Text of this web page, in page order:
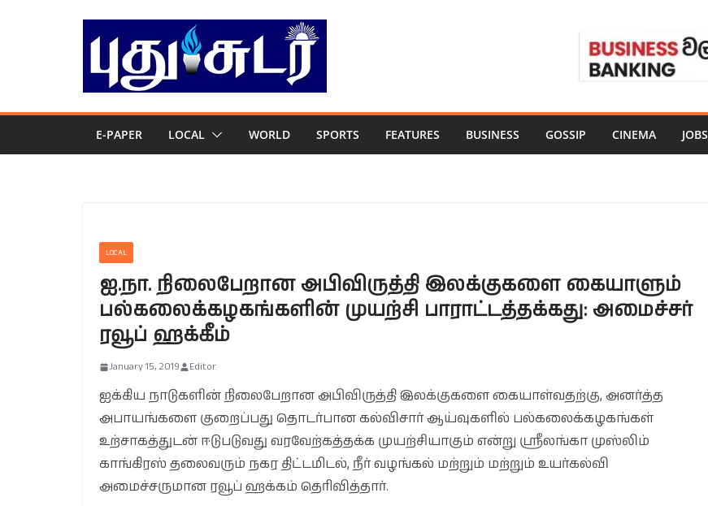
E-PAPER LOCAL WORLD SPORTS FEATURES BUSINESS GOSSIP CINEMA JOBS
LOCAL
ஐ.நா. நிலைபேறான அபிவிருத்தி இலக்குகளை கையாளும்
பல்கலைக்கழகங்களின் முயற்சி பாராட்டத்தக்கது: அமைச்சர்
ரவூப் ஹக்கீம்
January 15, 2019 Editor
ஐக்கிய நாடுகளின் நிலைபேறான அபிவிருத்தி இலக்குகளை கையாள்வதற்கு, அனர்த்த
அபாயங்களை குறைப்பது தொடர்பான கல்விசார் ஆய்வுகளில் பல்கலைக்கழகங்கள்
உற்சாகத்துடன் ஈடுபடுவது வரவேற்கத்தக்க முயற்சியாகும் என்று ஸ்ரீலங்கா முஸ்லிம்
காங்கிரஸ் தலைவரும் நகர திட்டமிடல், நீர் வழங்கல் மற்றும் மற்றும் உயர்கல்வி
அமைச்சருமான ரவூப் ஹக்கம் தெரிவித்தார்.